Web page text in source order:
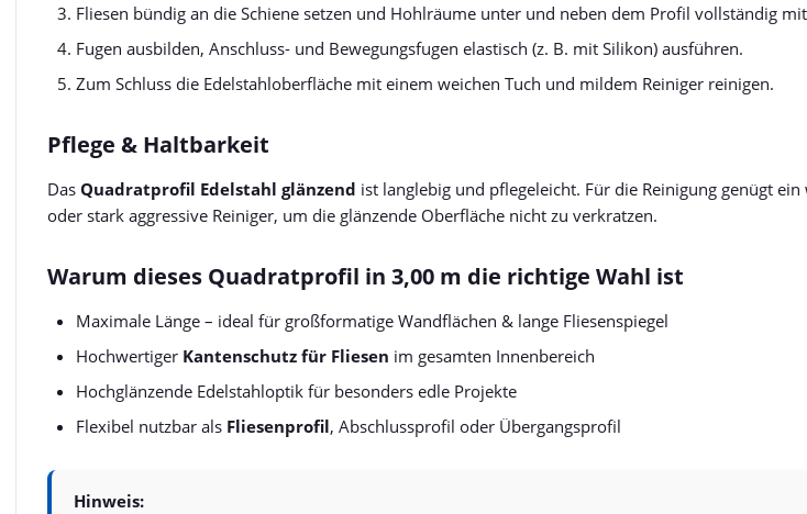
Fliesen bündig an die Schiene setzen und Hohlräume unter und neben dem Profil vollständig
Fugen ausbilden, Anschluss- und Bewegungsfugen elastisch (z. B. mit Silikon) ausführen.
Zum Schluss die Edelstahloberfläche mit einem weichen Tuch und mildem Reiniger reinigen.
Pflege & Haltbarkeit
Das Quadratprofil Edelstahl glänzend ist langlebig und pflegeleicht. Für die Reinigung genügt
oder stark aggressive Reiniger, um die glänzende Oberfläche nicht zu verkratzen.
Warum dieses Quadratprofil in 3,00 m die richtige Wahl ist
Maximale Länge – ideal für großformatige Wandflächen & lange Fliesenspiegel
Hochwertiger Kantenschutz für Fliesen im gesamten Innenbereich
Hochglänzende Edelstahloptik für besonders edle Projekte
Flexibel nutzbar als Fliesenprofil, Abschlussprofil oder Übergangsprofil
Hinweis: